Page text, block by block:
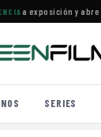
exposición y abre
SERIES